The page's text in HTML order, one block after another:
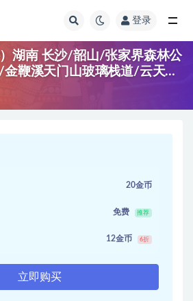
登录
湖南 长沙/韶山/张家界森林公
鞭溪天门山玻璃栈道/云天渡
民俗表演/凤风古城
20金币
免费 推荐
12金币 6折
立即购买